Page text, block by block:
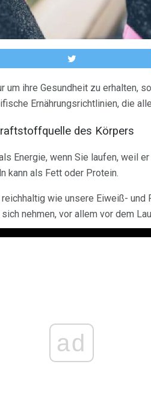
um ihre Gesundheit zu erhalten,
Ernährungsrichtlinien, die
des Körpers
Energie, wenn Sie laufen, weil
kann als Fett oder Protein.
wie unsere Eiweiß-
nehmen, vor allem vor dem
ad